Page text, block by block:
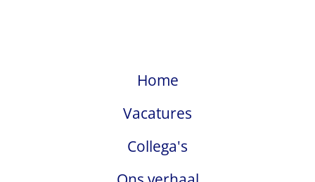
Home
Vacatures
Collega's